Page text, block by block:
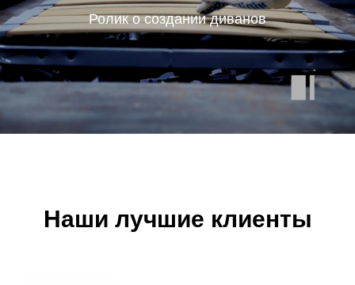
Ролик о создании диванов
Наши лучшие клиенты